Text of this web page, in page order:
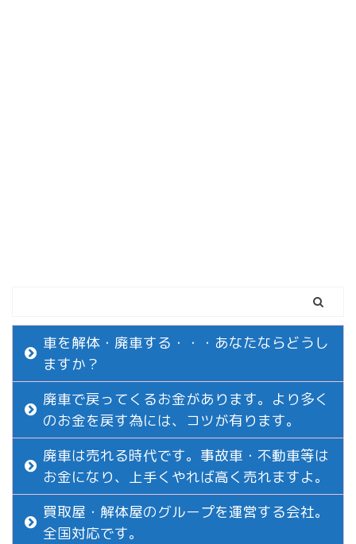
車を解体・廃車する・・・あなたならどうし
ますか？
廃車で戻ってくるお金があります。より多く
のお金を戻す為には、コツが有ります。
廃車は売れる時代です。事故車・不動車等は
お金になり、上手くやれば高く売れますよ。
買取屋・解体屋のグループを運営する会社。
全国対応です。